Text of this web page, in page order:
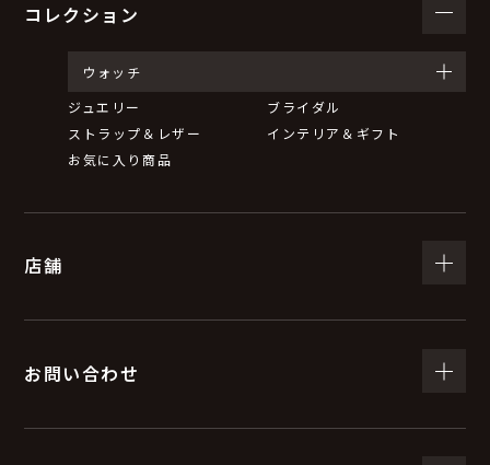
コレクション
ウォッチ
ジュエリー
ブライダル
ストラップ＆レザー
インテリア＆ギフト
お気に入り商品
店舗
お問い合わせ